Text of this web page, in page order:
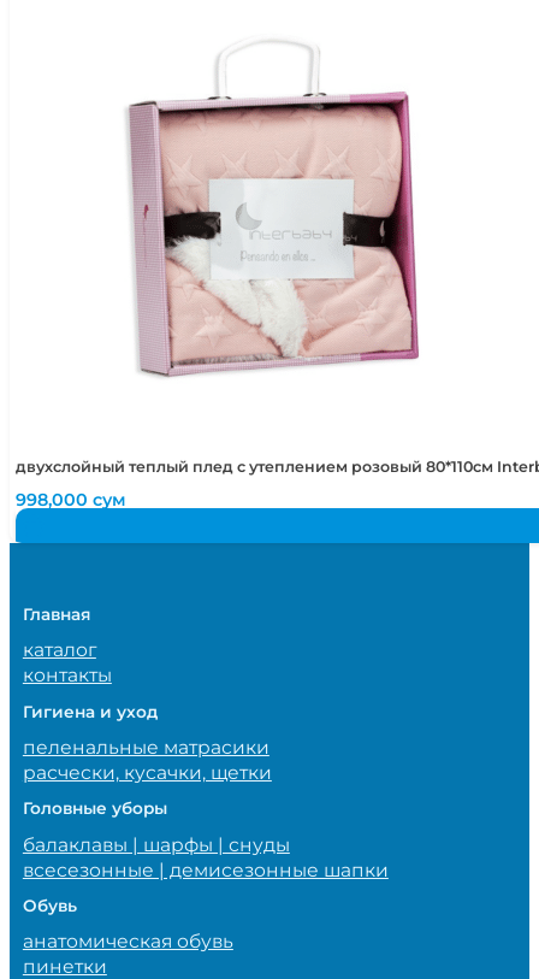
двухслойный теплый плед с утеплением розовый 80*110см
998,000сум
Главная
каталог
контакты
Гигиена и уход
пеленальные матрасики
расчески, кусачки, щетки
Головные уборы
балаклавы | шарфы | снуды
всесезонные | демисезонные шапки
Обувь
анатомическая обувь
пинетки